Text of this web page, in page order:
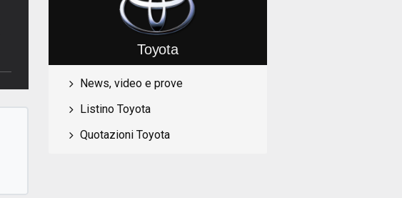
Toyota
News, video e prove
Listino Toyota
Quotazioni Toyota